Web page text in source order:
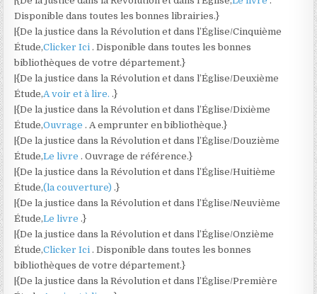
Disponible dans toutes les bonnes librairies.}
|{De la justice dans la Révolution et dans l’Église/Cinquième
Étude,Clicker Ici. Disponible dans toutes les bonnes
bibliothèques de votre département.}
|{De la justice dans la Révolution et dans l’Église/Deuxième
Étude,A voir et à lire..}
|{De la justice dans la Révolution et dans l’Église/Dixième
Étude,Ouvrage. A emprunter en bibliothèque.}
|{De la justice dans la Révolution et dans l’Église/Douzième
Étude,Le livre. Ouvrage de référence.}
|{De la justice dans la Révolution et dans l’Église/Huitième
Étude,(la couverture).}
|{De la justice dans la Révolution et dans l’Église/Neuvième
Étude,Le livre.}
|{De la justice dans la Révolution et dans l’Église/Onzième
Étude,Clicker Ici. Disponible dans toutes les bonnes
bibliothèques de votre département.}
|{De la justice dans la Révolution et dans l’Église/Première